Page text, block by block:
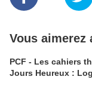
Vous aimerez
PCF - Les cahiers
Jours Heureux :